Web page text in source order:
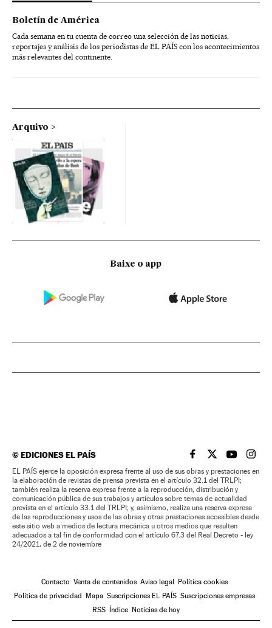
Boletín de América
Cada semana en tu cuenta de correo una selección de las noticias,
reportajes y análisis de los periodistas de EL PAÍS con los acontecimientos
más relevantes del continente.
Arquivo
Baixe o app
©EDICIONES EL PAÍS EL PAÍS BRASIL EN
EL PAÍSEL PAÍS
EL
EL PAÍS ejerce la oposición expresa frente al uso de sus obras y prestaciones en
la elaboración de revistas de prensa prevista en el artículo 32.1 del TRLPI;
también realiza la reserva expresa frente a la reproducción, distribución y
comunicación pública de sus trabajos y artículos sobre temas de actualidad
prevista en el artículo 33.1 del TRLPI; y, asimismo, realiza una reserva expresa
de las reproducciones y usos de las obras y otras prestaciones accesibles desde
este sitio web a medios de lectura mecánica u otros medios que resulten
adecuados a tal fin de conformidad con el artículo 67.3 del Real Decreto - ley
24/2021, de 2 de noviembre
Contacto Venta de contenidos Aviso legal Política cookies
Política de privacidad Mapa Suscripciones EL PAÍS Suscripciones empresas
RSS Índice Noticias de hoy